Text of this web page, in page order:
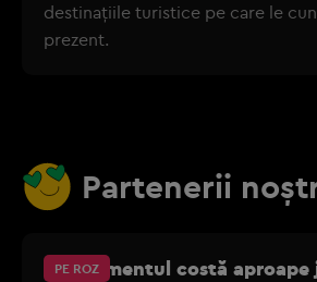
destinațiile turistice pe care le
prezent.
Partenerii
PE ROZ
"Tratamentul costă